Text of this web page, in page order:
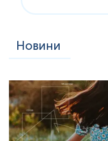
Новини